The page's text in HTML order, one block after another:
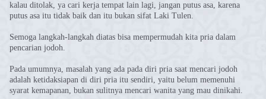
kalau ditolak, ya cari kerja tempat lain lagi, jangan putus asa, karena
putus asa itu tidak baik dan itu bukan sifat Laki Tulen.
Semoga langkah-langkah diatas bisa mempermudah kita pria dalam
pencarian jodoh.
Pada umumnya, masalah yang ada pada diri pria saat mencari jodoh
adalah ketidaksiapan di diri pria itu sendiri, yaitu belum memenuhi
syarat kemapanan, bukan sulitnya mencari wanita yang mau dinikahi.